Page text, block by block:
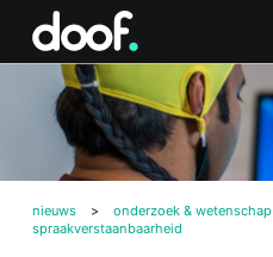
nieuws > onderzoek & wetenschap
spraakverstaanbaarheid
Doof.nl